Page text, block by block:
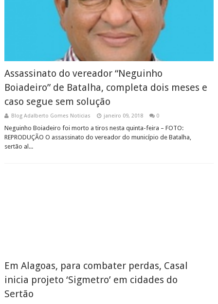
Assassinato do vereador “Neguinho
Boiadeiro” de Batalha, completa dois meses e
caso segue sem solução
Blog Adalberto Gomes Noticias janeiro 09, 2018 0
Neguinho Boiadeiro foi morto a tiros nesta quinta-feira – FOTO:
REPRODUÇÃO O assassinato do vereador do município de Batalha,
sertão al...
Em Alagoas, para combater perdas, Casal
inicia projeto ‘Sigmetro’ em cidades do
Sertão